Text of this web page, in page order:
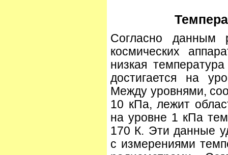
Согласно данным
космических
низкая
достигается на
Между уровнями,
10 кПа, лежит
на уровне 1 кПа
170 К. Эти данные
с измерениями